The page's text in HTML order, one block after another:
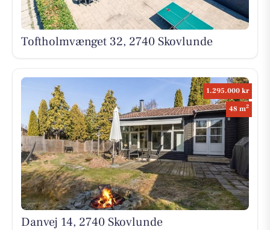
Toftholmvænget 32, 2740 Skovlunde
1.295.000 kr
48 m2
Danvej 14, 2740 Skovlunde